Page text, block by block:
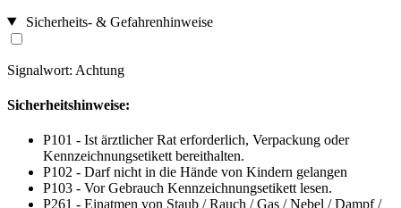
Sicherheits- & Gefahrenhinweise
Signalwort: Achtung
Sicherheitshinweise:
P101 - Ist ärztlicher Rat erforderlich, Verpackung oder
Kennzeichnungsetikett bereithalten.
P102 - Darf nicht in die Hände von Kindern gelangen
P103 - Vor Gebrauch Kennzeichnungsetikett lesen.
P261 - Einatmen von Staub / Rauch / Gas / Nebel / Dampf /